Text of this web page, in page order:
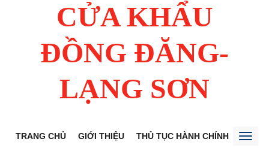
CỬA KHẨU
ĐỒNG ĐĂNG-
LẠNG SƠN
TRANG CHỦ GIỚI THIỆU THỦ TỤC HÀNH CHÍNH TIẾP